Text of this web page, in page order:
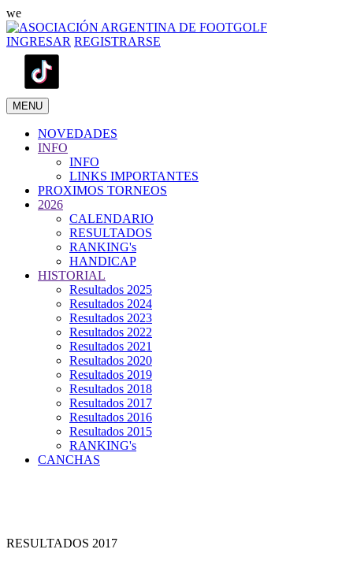
we
INGRESAR REGISTRARSE
MENU
NOVEDADES
INFO
INFO
LINKS IMPORTANTES
PROXIMOS TORNEOS
2026
CALENDARIO
RESULTADOS
RANKING's
HANDICAP
HISTORIAL
Resultados 2025
Resultados 2024
Resultados 2023
Resultados 2022
Resultados 2021
Resultados 2020
Resultados 2019
Resultados 2018
Resultados 2017
Resultados 2016
Resultados 2015
RANKING's
CANCHAS
RESULTADOS 2017